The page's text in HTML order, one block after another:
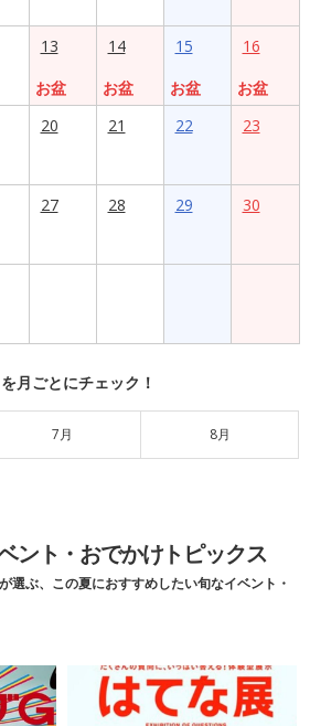
13
お盆
14
お盆
15
お盆
16
お盆
20 21 22 23
27 28 29 30
月ごとにチェック！
7月 8月
ント・おでかけトピックス
選ぶ、この夏におすすめしたい旬なイベント・